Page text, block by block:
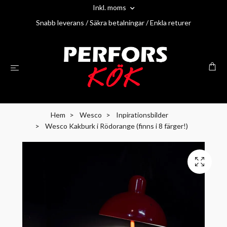
Inkl. moms
Snabb leverans / Säkra betalningar / Enkla returer
Hem Wesco
Inpirationsbilder
Wesco Kakburk i Rödorange (finns i 8 färger!)